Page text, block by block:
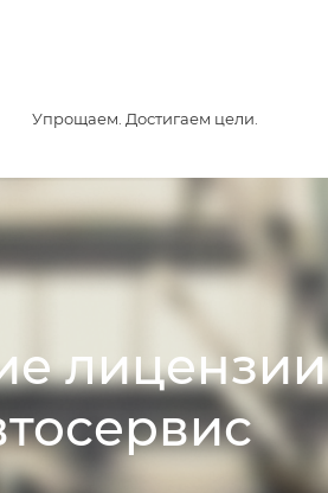
Упрощаем. Достигаем цели.
лицензии